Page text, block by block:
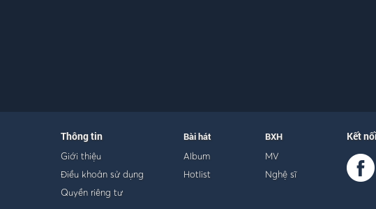
Thông tin
Giới thiệu
Điều khoản sử dụng
Quyền riêng tư
Bài hát
Album
Hotlist
BXH
MV
Nghệ sĩ
Kết